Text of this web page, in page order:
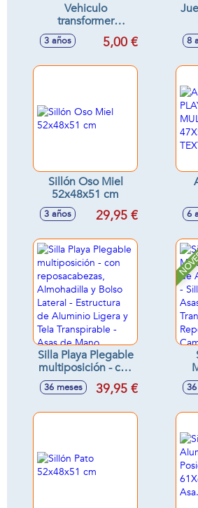
Vehiculo
transformer
fricción, escala 1:55
11'8x7x5'8cm
3 años 5,00 € 8
Sillón Oso Miel
52x48x51 cm
3 años 29,95 € 6
Silla Playa Plegable
multiposición - con
reposacabezas,
Almohadilla y Bolso
de Aluminio Ligera
integradas
36 meses 39,95 €
y